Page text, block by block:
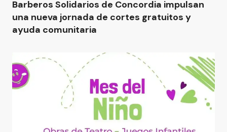
Barberos Solidarios de Concordia impulsan
una nueva jornada de cortes gratuitos y
ayuda comunitaria